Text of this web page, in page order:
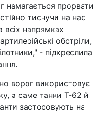
прорвати
тиснучи на нас
напрямках
обстріли,
- підкреслила
ворог використовує
а саме танки Т-62 й
застосовують на